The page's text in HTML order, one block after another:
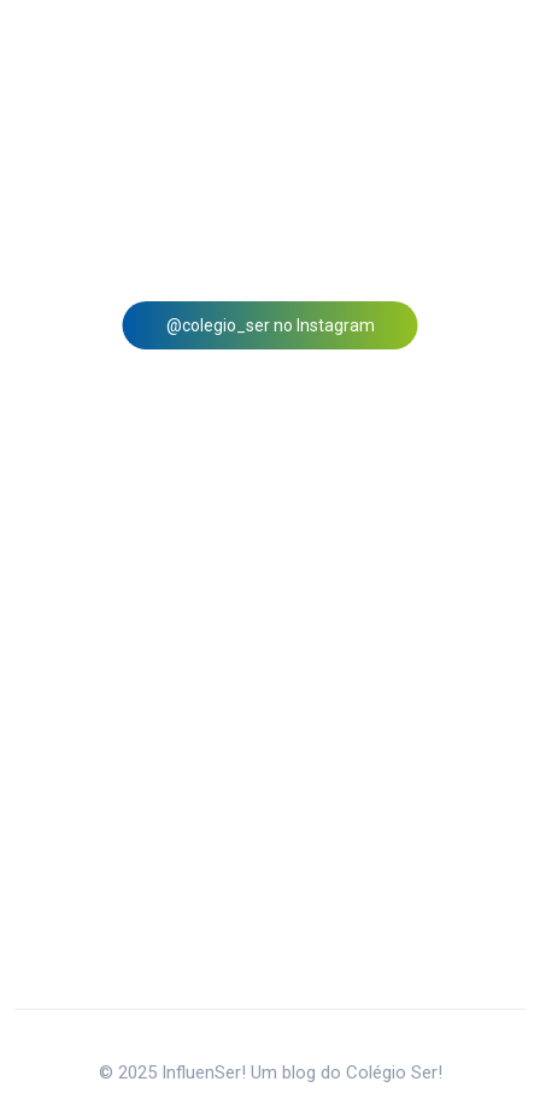
@colegio_ser no Instagram
© 2025 InfluenSer! Um blog do Colégio Ser!